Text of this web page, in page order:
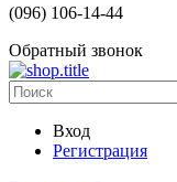
(096) 106-14-44
Обратный звонок
Вход
Регистрация